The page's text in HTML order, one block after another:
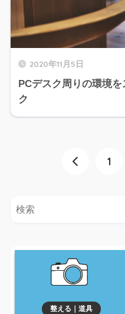
2020年11月5日
PCデスク周りの環境
ク
1
整える｜道具